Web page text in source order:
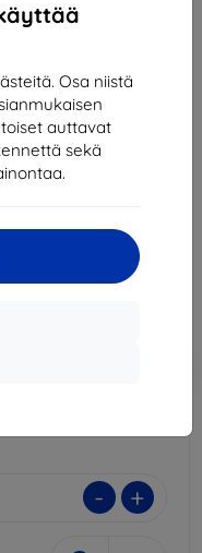
Osa niistä
auttavat
sekä
12 (AFL07582)
- +